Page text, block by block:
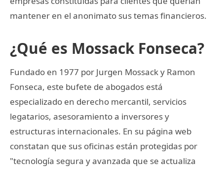
mantener en el anonimato sus temas financieros.
¿Qué es Mossack Fonseca?
Fundado en 1977 por Jurgen Mossack y Ramon
Fonseca, este bufete de abogados está
especializado en derecho mercantil, servicios
legatarios, asesoramiento a inversores y
estructuras internacionales. En su página web
constatan que sus oficinas están protegidas por
"tecnología segura y avanzada que se actualiza